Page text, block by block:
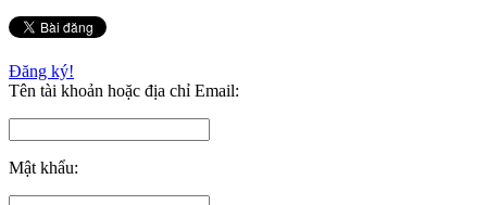
Đăng ký!
Tên tài khoản hoặc địa chỉ Email:
Mật khẩu: